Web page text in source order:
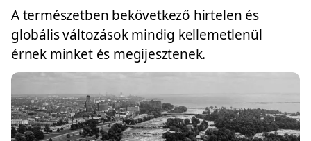
A természetben bekövetkező hirtelen és
globális változások mindig kellemetlenül
érnek minket és megijesztenek.